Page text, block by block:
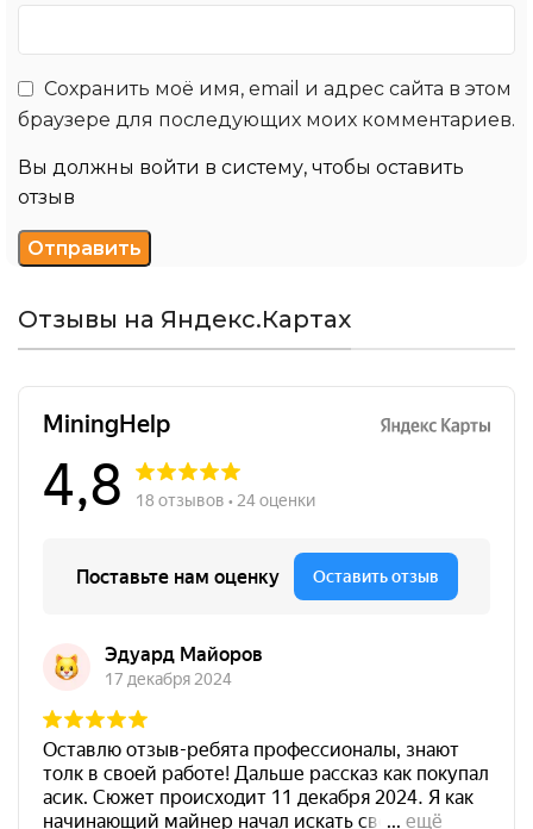
Сохранить моё имя, email и адрес сайта в этом
браузере для последующих моих комментариев.
Вы должны войти в систему, чтобы оставить
отзыв
Отзывы на Яндекс.Картах